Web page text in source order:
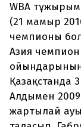
WBA
(21 мамыр
чемпионы
Азия
ойындарының
Қазақстанда
Алдымен
жартылай